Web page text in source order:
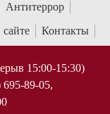
Антитеррор
Контакты
15:00-15:30)
89-05,